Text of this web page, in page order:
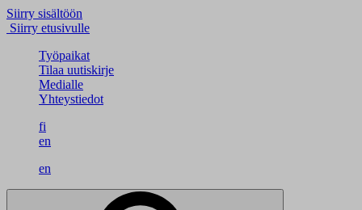
Siirry sisältöön
Siirry etusivulle
Työpaikat
Tilaa uutiskirje
Medialle
Yhteystiedot
fi
en
en